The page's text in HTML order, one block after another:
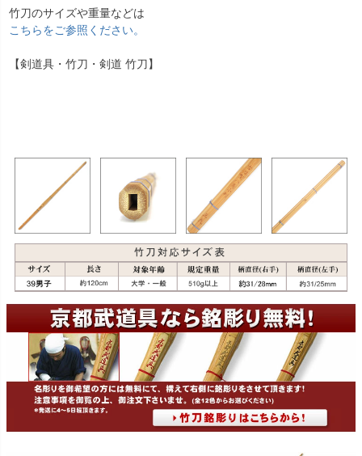
竹刀のサイズや重量などは
こちらをご参照ください。
【剣道具・竹刀・剣道 竹刀】